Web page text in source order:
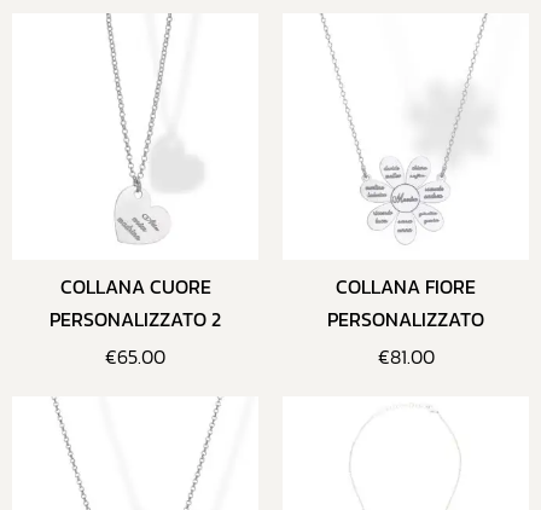
COLLANA CUORE
PERSONALIZZATO 2
€65.00
COLLANA FIORE
PERSONALIZZATO
€81.00